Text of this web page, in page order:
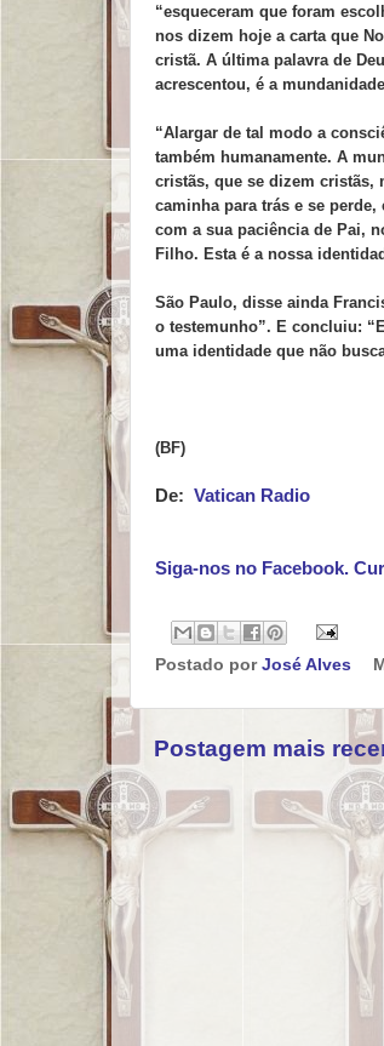
“esqueceram que foram
nos dizem hoje a carta que
cristã. A última palavra de
acrescentou, é a
“Alargar de tal modo a
também humanamente. A
cristãs, que se dizem cristãs,
caminha para trás e se
com a sua paciência de Pai,
Filho. Esta é a nossa
São Paulo, disse ainda
o testemunho”. E concluiu:
uma identidade que não
(BF)
De: Vatican Radio
Siga-nos no Facebook.
Postado por José Alves
Postagem mais